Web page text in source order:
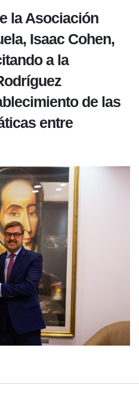
la Asociación
Isaac Cohen,
a la
de las
entre